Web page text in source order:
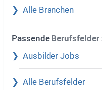
Alle Branchen
Passende Berufsfelder
Ausbilder Jobs
Alle Berufsfelder